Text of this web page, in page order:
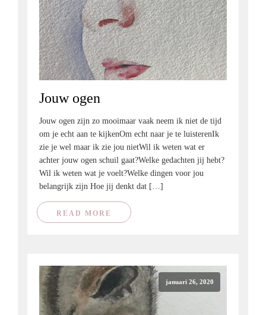
Jouw ogen
Jouw ogen zijn zo mooimaar vaak neem ik niet de tijd
om je echt aan te kijkenOm echt naar je te luisterenIk
zie je wel maar ik zie jou nietWil ik weten wat er
achter jouw ogen schuil gaat?Welke gedachten jij hebt?
Wil ik weten wat je voelt?Welke dingen voor jou
belangrijk zijn Hoe jij denkt dat […]
READ MORE
januari 26, 2020